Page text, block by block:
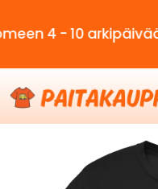
- 10 arkipäivää